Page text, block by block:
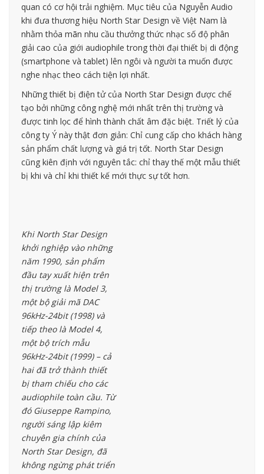
quan có cơ hội trải nghiệm. Mục tiêu của Nguyễn Audio
khi đưa thương hiệu North Star Design về Việt Nam là
nhằm thỏa mãn nhu cầu thưởng thức nhạc số độ phân
giải cao của giới audiophile trong thời đại thiết bị di động
(smartphone và tablet) lên ngôi và người ta muốn được
nghe nhạc theo cách tiện lợi nhất.
Những thiết bị điện tử của North Star Design được chế
tạo bởi những công nghệ mới nhất trên thị trường và
được tinh lọc để hình thành chất âm đặc biệt. Triết lý của
công ty Ý này thật đơn giản: Chỉ cung cấp cho khách hàng
sản phẩm chất lượng và giá trị tốt. North Star Design
cũng kiên định với nguyên tắc: chỉ thay thế một mẫu thiết
bị khi và chỉ khi thiết kế mới thực sự tốt hơn.
Khi North Star Design
khởi nghiệp vào những
năm 1990, sản phẩm
đầu tay xuất hiện trên
thị trường là Model 3,
một bộ giải mã DAC
96kHz-24bit (1998) và
tiếp theo là Model 4,
một bộ trích mẫu
96kHz-24bit (1999) – cả
hai đã trở thành thiết
bị tham chiếu cho các
audiophile toàn cầu. Từ
đó Giuseppe Rampino,
người sáng lập kiêm
chuyên gia chính của
North Star Design, đã
không ngừng phát triển